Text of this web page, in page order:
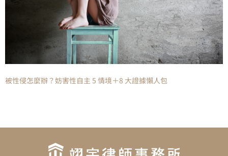
被性侵怎麼辦？妨害性自主 5 情境＋8 大證據懶人包